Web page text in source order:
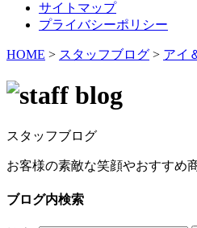
サイトマップ
プライバシーポリシー
HOME > スタッフブログ > アイ
スタッフブログ
お客様の素敵な笑顔やおすすめ
ブログ内検索